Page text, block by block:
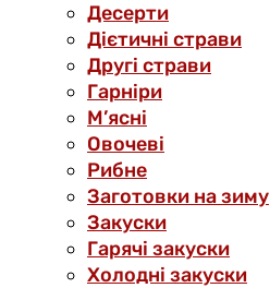
Десерти
Дієтичні страви
Другі страви
Гарніри
М’ясні
Овочеві
Рибне
Заготовки на зиму
Закуски
Гарячі закуски
Холодні закуски